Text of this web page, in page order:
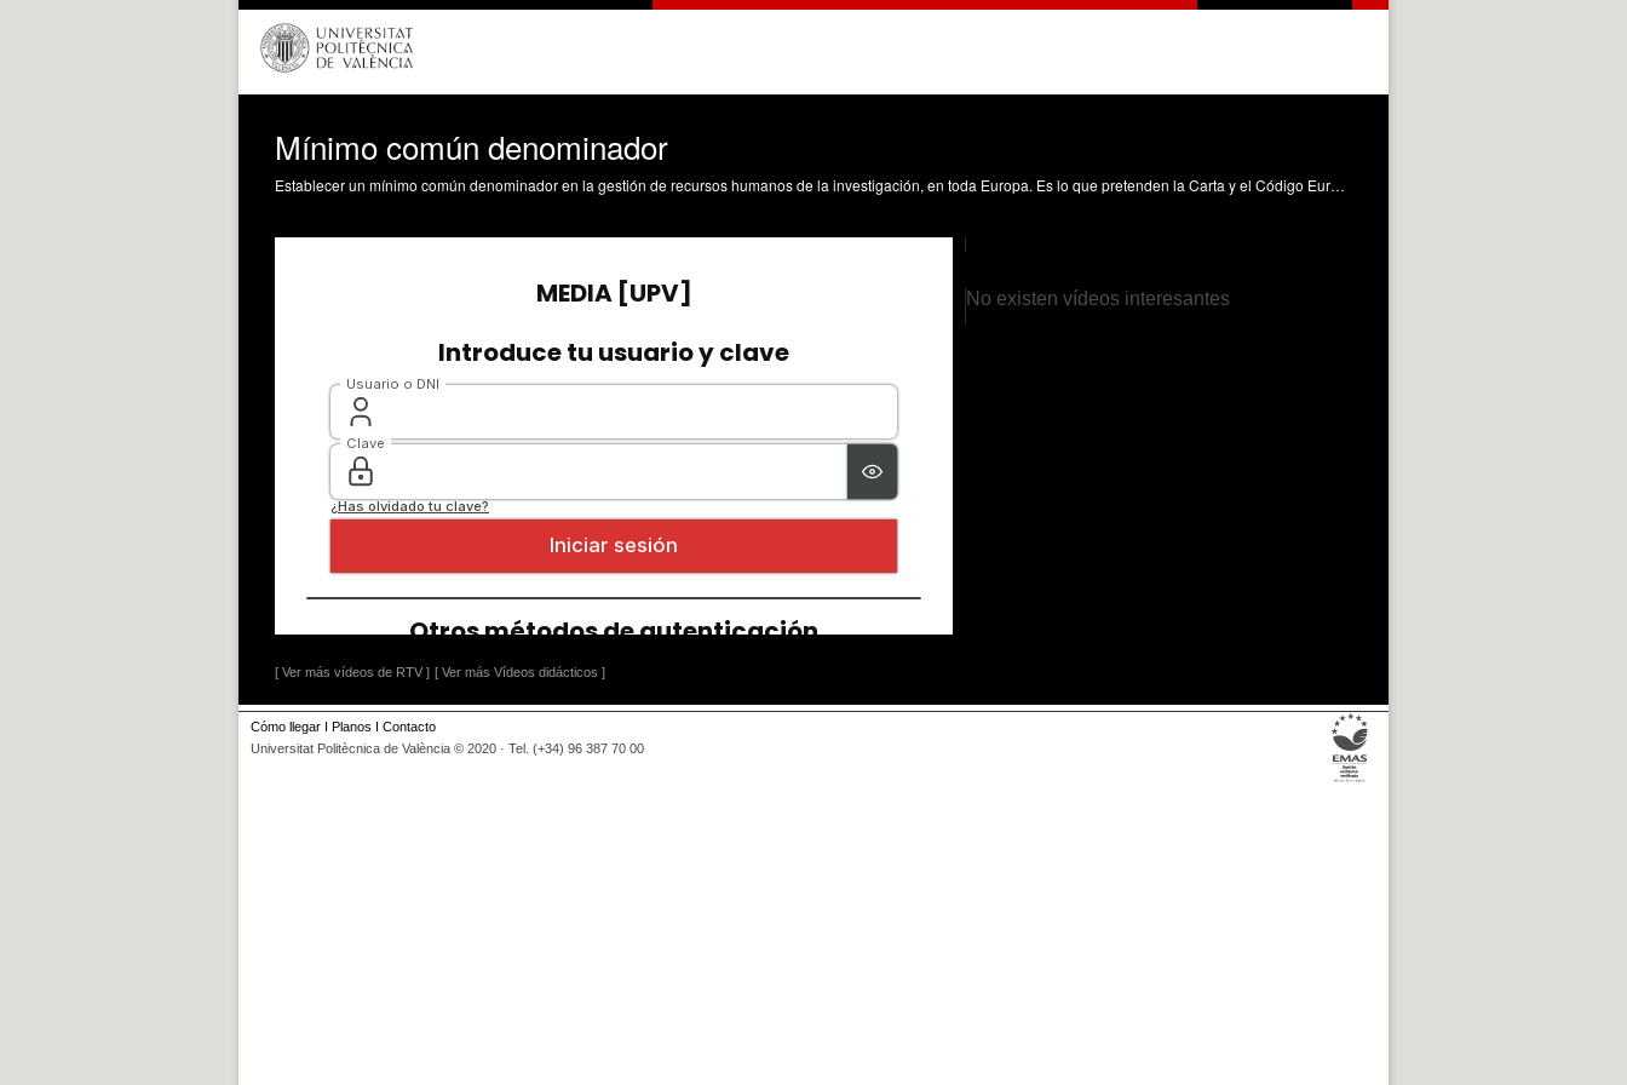
Mínimo común denominador
Establecer un mínimo común denominador en la gestión de recursos humanos de la investigación, en toda Europa. Es lo que pretenden la Carta y el Código Europeo del Investigador. Definir cuáles son los derechos y obligaciones de los científicos y también las responsabilidades de las instituciones europeas en las que trabajan. Es una estrategia fundamental para cualquier universidad europea y en la que se trabaja, desde hace años, en la Universitat Politècnica de València.
[ Ver más vídeos de RTV ] [ Ver más Vídeos didácticos ]
No existen vídeos interesantes
Cómo llegar I Planos I Contacto
Universitat Politècnica de València © 2020 · Tel. (+34) 96 387 70 00